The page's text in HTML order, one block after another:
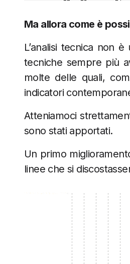
Ma allora come è
L’analisi tecnica non
tecniche sempre più
molte delle quali,
indicatori
Atteniamoci
sono stati apportati.
Un primo
linee che si